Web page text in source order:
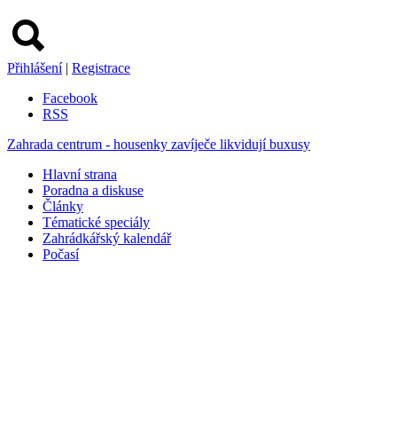
Přihlášení | Registrace
Facebook
RSS
Zahrada centrum - housenky zavíječe likvidují buxusy
Hlavní strana
Poradna a diskuse
Články
Tématické speciály
Zahrádkářský kalendář
Počasí